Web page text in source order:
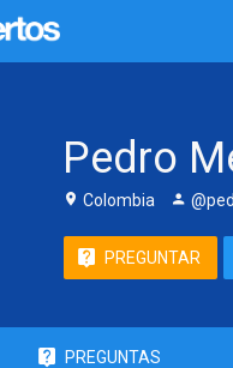
Pedro
Colombia
PREGUNTAR
PREGUNTAS